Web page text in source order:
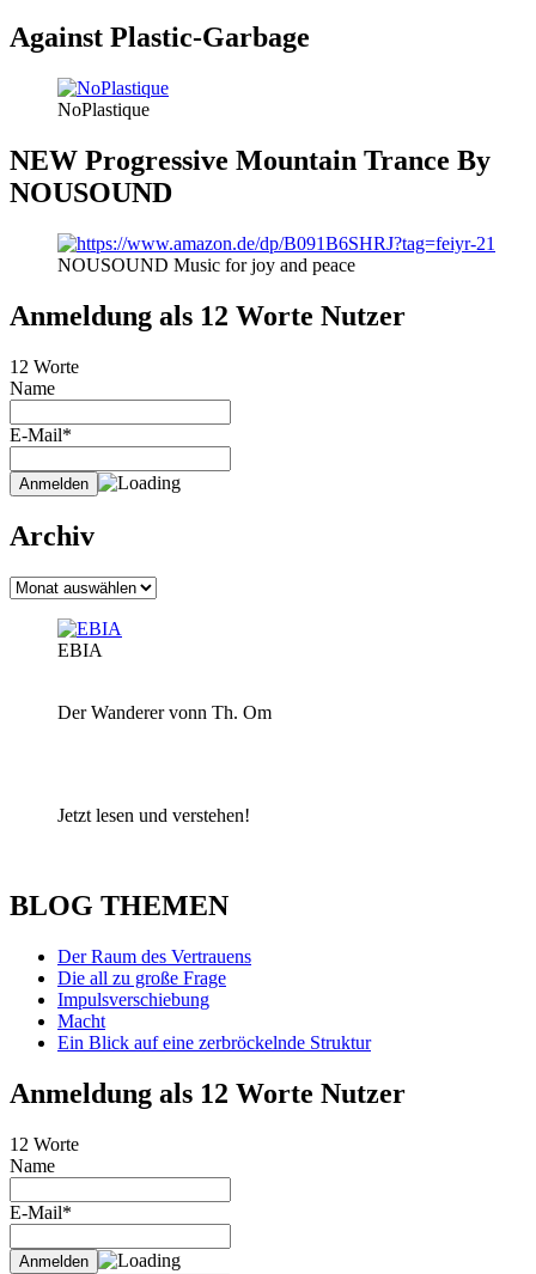
Against Plastic-Garbage
NoPlastique
NEW Progressive Mountain Trance By
NOUSOUND
NOUSOUND Music for joy and peace
Anmeldung als 12 Worte Nutzer
12 Worte
Name
E-Mail*
Archiv
Archiv
EBIA
Der Wanderer vonn Th. Om
Jetzt lesen und verstehen!
BLOG THEMEN
Der Raum des Vertrauens
Die all zu große Frage
Impulsverschiebung
Macht
Ein Blick auf eine zerbröckelnde Struktur
Anmeldung als 12 Worte Nutzer
12 Worte
Name
E-Mail*